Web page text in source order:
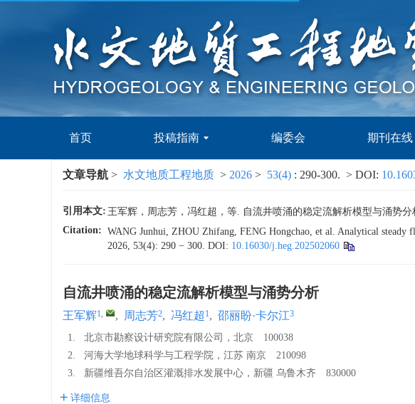
首页 投稿指南 编委会 期刊在线
文章导航 > 水文地质工程地质 > 2026 > 53(4) : 290-300. > DOI:
引用本文: 王军辉，周志芳，冯红超，等. 自流井喷涌的稳定流解析模型与涌势
Citation: WANG Junhui, ZHOU Zhifang, FENG Hongchao, et al. Analytical
2026, 53(4): 290 − 300. DOI: 10.16030/j.heg.202502060
自流井喷涌的稳定流解析模型与涌势分析
王军辉1, , 周志芳2, 冯红超 1, 邵丽盼·卡尔江3
1.
北京市勘察设计研究院有限公司，北京 100038
2.
河海大学地球科学与工程学院，江苏 南京 210098
3.
新疆维吾尔自治区灌溉排水发展中心，新疆 乌鲁木齐 830000
详细信息